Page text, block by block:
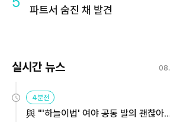
파트서 숨진 채 발견
실시간 뉴스
4분전
與 "'하늘이법' 여야 공동 발의 괜찮아